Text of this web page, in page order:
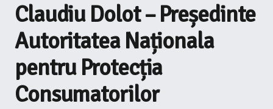
Claudiu Dolot – Președinte
Autoritatea Naționala
pentru Protecția
Consumatorilor